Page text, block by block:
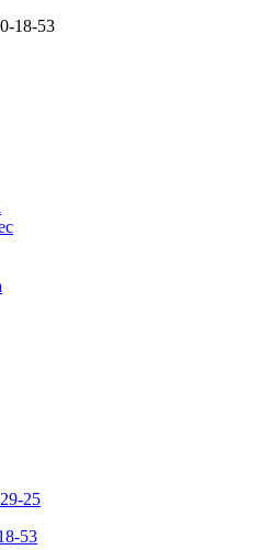
18-53
25
53